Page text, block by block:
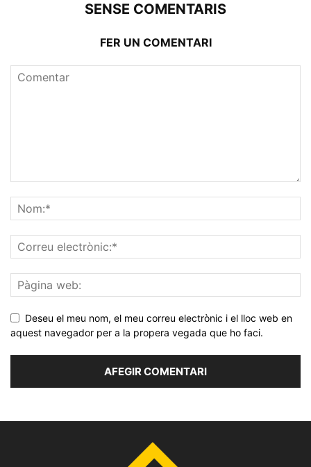
SENSE COMENTARIS
FER UN COMENTARI
Deseu el meu nom, el meu correu electrònic i el lloc web en
aquest navegador per a la propera vegada que ho faci.